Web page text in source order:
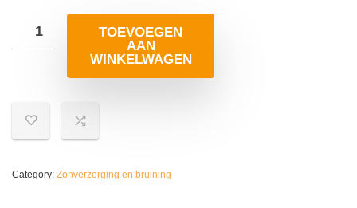
TOEVOEGEN
AAN
WINKELWAGEN
Category: Zonverzorging en bruining